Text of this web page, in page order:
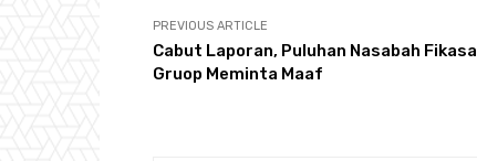
PREVIOUS ARTICLE
Cabut Laporan, Puluhan Nasabah Fikasa
Gruop Meminta Maaf